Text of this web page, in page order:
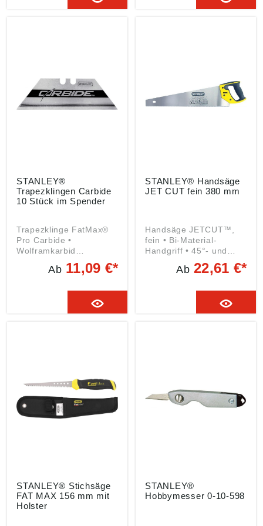
3 Ersatzklingen.
Saarbrücken, DE,
mtdeurope@mtdproduct
s.com
Wiesenstraße 9, 66129
STANLEY®
Trapezklingen Carbide
10 Stück im Spender
Trapezklinge FatMax®
Pro Carbide •
Wolframkarbid
beschichtete HM-
Legierung • Für
Schneidearbeiten, in
Teppich und Vinyl • 5 x
langlebiger als
dnung ((EU) 2023/998):
Stanley Black & Decker
Outdoor GmbH,
Wiesenstraße 9, 66129
Saarbrücken, DE,
Ab 11,09 €*
STANLEY® Handsäge
JET CUT fein 380 mm
Handsäge JETCUT™,
fein • Bi-Material-
Handgriff • 45°- und
90°-Anschlag • 2 x
Hardpoint-Verzahnung
Nutzungsdauer •
Aggressiver Verzahnung
mit 3 Schneidkanten für
Produktsicherheitsveror
dnung ((EU) 2023/998):
Ab22,61 €*
STANLEY® Stichsäge
FAT MAX 156 mm mit
Holster
STANLEY®
Hobbymesser 0-10-598